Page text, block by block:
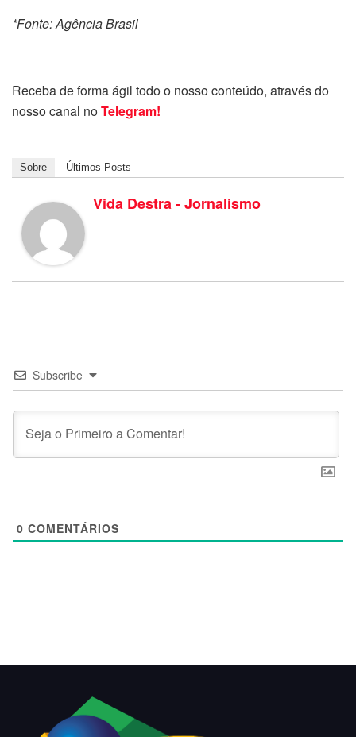
*Fonte: Agência Brasil
Receba de forma ágil todo o nosso conteúdo, através do
nosso canal noTelegram!
Sobre Últimos Posts
Vida Destra - Jornalismo
Subscribe
0 COMENTÁRIOS